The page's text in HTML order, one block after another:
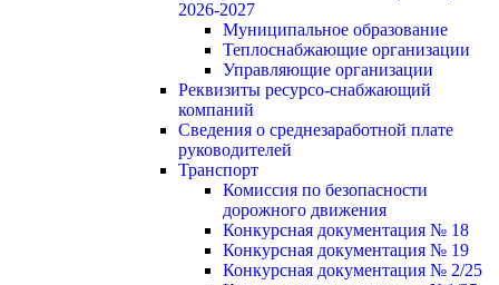
2026-2027
Муниципальное образование
Теплоснабжающие организации
Управляющие организации
Реквизиты ресурсо-снабжающий
компаний
Сведения о среднезаработной плате
руководителей
Транспорт
Комиссия по безопасности
дорожного движения
Конкурсная документация № 18
Конкурсная документация № 19
Конкурсная документация № 2/25